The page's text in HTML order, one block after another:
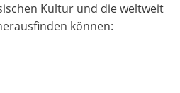
Kultur und die weltweit
können: